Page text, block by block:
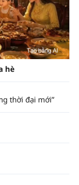
hè
thời đại mới”